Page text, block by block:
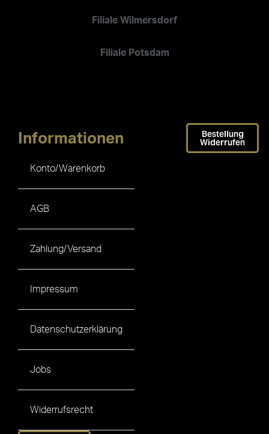
Filiale Wilmersdorf
Filiale Potsdam
Informationen
Konto/Warenkorb
AGB
Zahlung/Versand
Impressum
Datenschutzerklärung
Jobs
Widerrufsrecht
Bestellung
Widerrufen